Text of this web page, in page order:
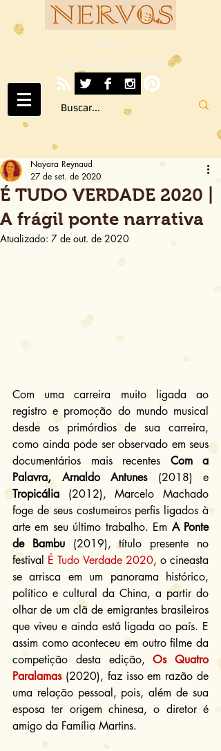
NERVOS
A ARTE SOB TODOS OS SENTIDOS
É TUDO VERDADE 2020 |
A frágil ponte narrativa
Nayara Reynaud
27 de set. de 2020
Atualizado: 7 de out. de 2020
Com uma carreira muito ligada ao
registro e promoção do mundo musical
desde os primórdios de sua carreira,
como ainda pode ser observado em seus
documentários mais recentes Com a
Palavra, Arnaldo Antunes
Tropicália (2012), Marcelo Machado
foge de seus costumeiros perfis ligados à
arte em seu último trabalho. Em A Ponte
de Bambu (2019), título presente no
festival É Tudo Verdade 2020, o cineasta
se arrisca em um panorama histórico,
político e cultural da China, a partir do
olhar de um clã de emigrantes brasileiros
que viveu e ainda está ligada ao país. E
assim como aconteceu em outro filme da
competição desta edição, Os Quatro
Paralamas (2020), faz isso em razão de
uma relação pessoal, pois, além de sua
esposa ter origem chinesa, o diretor é
amigo da Família Martins.